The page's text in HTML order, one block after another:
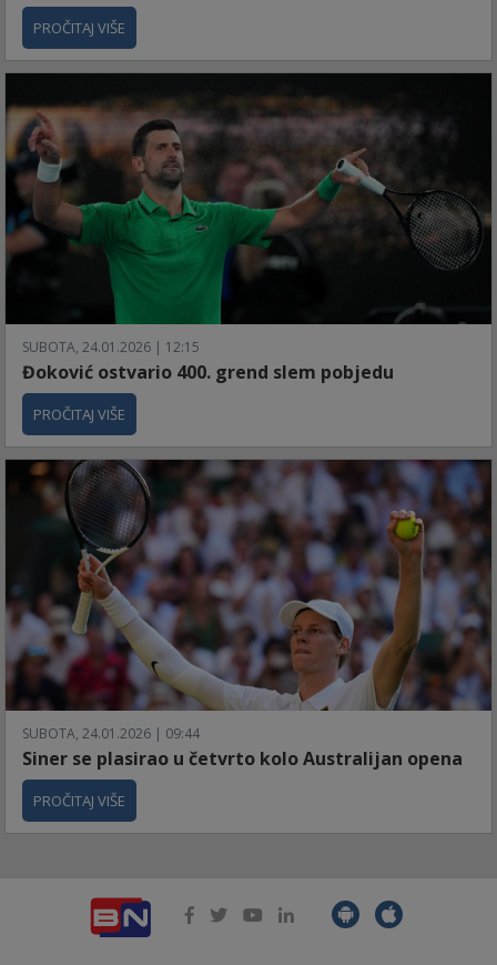
PROČITAJ VIŠE
SUBOTA, 24.01.2026 | 12:15
Đoković ostvario 400. grend slem pobjedu
PROČITAJ VIŠE
SUBOTA, 24.01.2026 | 09:44
Siner se plasirao u četvrto kolo Australijan opena
PROČITAJ VIŠE